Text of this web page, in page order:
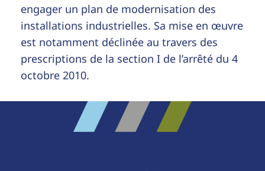
engager un plan de modernisation des
installations industrielles. Sa mise en œuvre
est notamment déclinée au travers des
prescriptions de la section I de l’arrêté du 4
octobre 2010.